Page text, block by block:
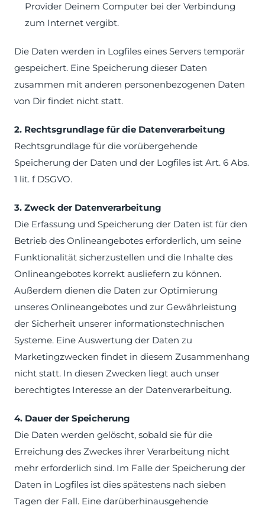
Provider Deinem Computer bei der Verbindung
zum Internet vergibt.
Die Daten werden in Logfiles eines Servers temporär
gespeichert. Eine Speicherung dieser Daten
zusammen mit anderen personenbezogenen Daten
von Dir findet nicht statt.
2. Rechtsgrundlage für die Datenverarbeitung
Rechtsgrundlage für die vorübergehende
Speicherung der Daten und der Logfiles ist Art. 6 Abs.
1 lit. f DSGVO.
3. Zweck der Datenverarbeitung
Die Erfassung und Speicherung der Daten ist für den
Betrieb des Onlineangebotes erforderlich, um seine
Funktionalität sicherzustellen und die Inhalte des
Onlineangebotes korrekt ausliefern zu können.
Außerdem dienen die Daten zur Optimierung
unseres Onlineangebotes und zur Gewährleistung
der Sicherheit unserer informationstechnischen
Systeme. Eine Auswertung der Daten zu
Marketingzwecken findet in diesem Zusammenhang
nicht statt. In diesen Zwecken liegt auch unser
berechtigtes Interesse an der Datenverarbeitung.
4. Dauer der Speicherung
Die Daten werden gelöscht, sobald sie für die
Erreichung des Zweckes ihrer Verarbeitung nicht
mehr erforderlich sind. Im Falle der Speicherung der
Daten in Logfiles ist dies spätestens nach sieben
Tagen der Fall. Eine darüberhinausgehende